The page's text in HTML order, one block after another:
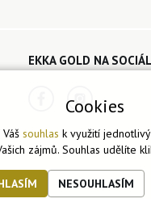
EKKA GOLD NA
Cookies
souhlas k využití
zájmů. Souhlas udělíte
NESOUHLASÍM